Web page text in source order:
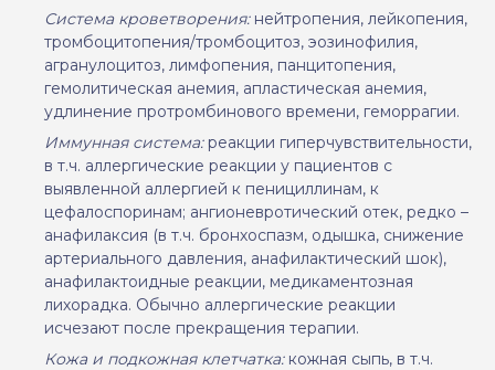
Система кроветворения:нейтропения, лейкопения,
тромбоцитопения/тромбоцитоз, эозинофилия,
агранулоцитоз, лимфопения, панцитопения,
гемолитическая анемия, апластическая анемия,
удлинение протромбинового времени, геморрагии.
Иммунная система:реакции гиперчувствительности,
в т.ч. аллергические реакции у пациентов с
выявленной аллергией к пенициллинам, к
цефалоспоринам; ангионевротический отек, редко –
анафилаксия (в т.ч. бронхоспазм, одышка, снижение
артериального давления, анафилактический шок),
анафилактоидные реакции, медикаментозная
лихорадка. Обычно аллергические реакции
исчезают после прекращения терапии.
Кожа и подкожная клетчатка: кожная сыпь, в т.ч.